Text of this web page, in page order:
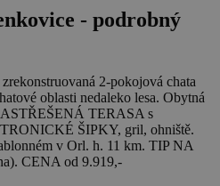
- podrobný
2-pokojová chata
oblasti nedaleko lesa. Obytná
TERASA s
ŠIPKY, gril, ohniště.
v Orl. h. 11 km. TIP NA
CENA od 9.919,-